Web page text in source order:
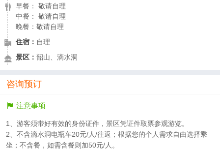
早餐： 敬请自理
中餐： 敬请自理
晚餐：敬请自理
住宿： 自理
景区： 韶山、滴水洞
咨询预订
注意事项
1、游客须带好有效的身份证件，景区凭证件取票参观游览。
2、不含滴水洞电瓶车20元/人/往返；根据您的个人需求自由选择乘
坐；不含餐，如需含餐则加50元/人。